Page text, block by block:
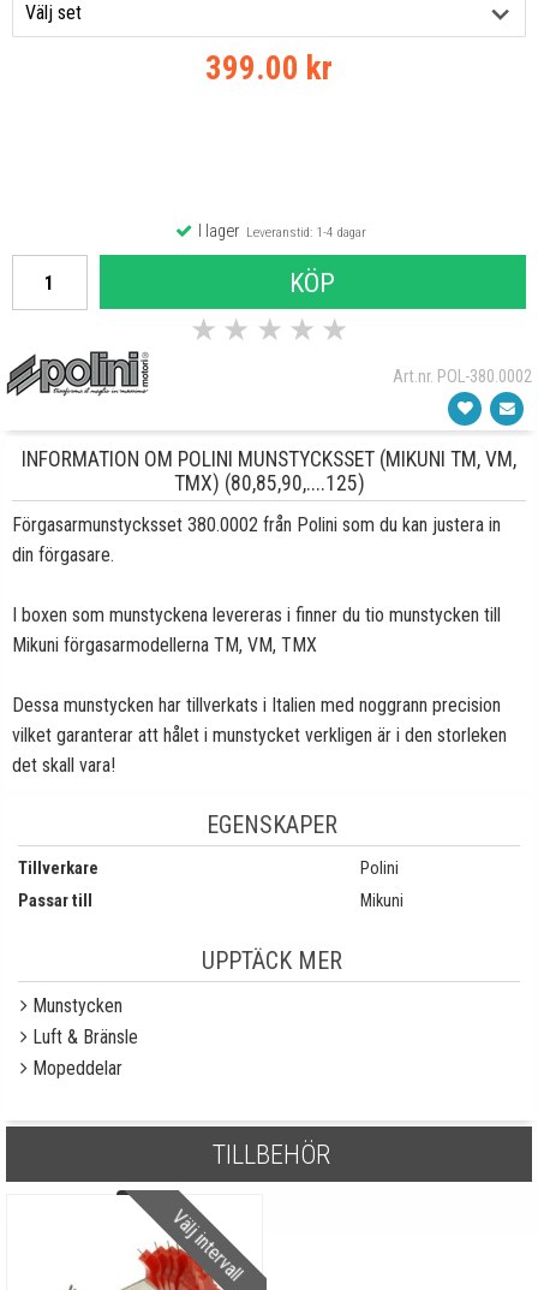
399.00 kr
I lagerLeveranstid: 1-4 dagar
KÖP
★ ★ ★ ★ ★
Art.nr. POL-380.0002
INFORMATION OM POLINI MUNSTYCKSSET (MIKUNI TM, VM,
TMX) (80,85,90,....125)
Förgasarmunstycksset 380.0002 från Polini som du kan justera in
din förgasare.
I boxen som munstyckena levereras i finner du tio munstycken till
Mikuni förgasarmodellerna TM, VM, TMX
Dessa munstycken har tillverkats i Italien med noggrann precision
vilket garanterar att hålet i munstycket verkligen är i den storleken
det skall vara!
EGENSKAPER
Tillverkare
Polini
Passar till
Mikuni
UPPTÄCK MER
Munstycken
Luft & Bränsle
Mopeddelar
TILLBEHÖR
Välj intervall